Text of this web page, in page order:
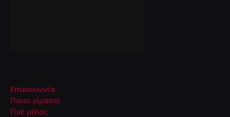
Επικοινωνία
Ποιοι είμαστε
Γίνε μέλος